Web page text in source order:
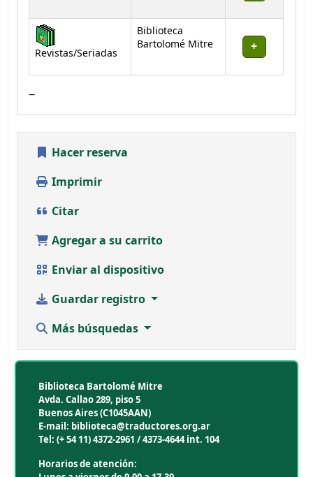
Revistas/Seriadas
Biblioteca
Bartolomé Mitre
Hacer reserva
Imprimir
Citar
Agregar a su carrito
Enviar al dispositivo
Guardar registro
Más búsquedas
Biblioteca Bartolomé Mitre
Avda. Callao 289, piso 5
Buenos Aires (C1045AAN)
E-mail: biblioteca@traductores.org.ar
Tel: (+ 54 11) 4372-2961 / 4373-4644 int. 104
Horarios de atención: